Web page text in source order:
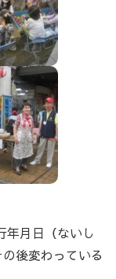
月日（ないし
後変わっている